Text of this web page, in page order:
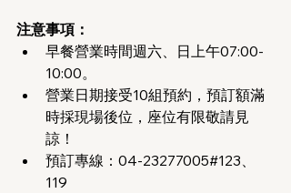
注意事項：
早餐營業時間週六、日上午07:00-
10:00。
營業日期接受10組預約，預訂額滿
時採現場後位，座位有限敬請見
諒！
預訂專線：04-23277005#123、
119